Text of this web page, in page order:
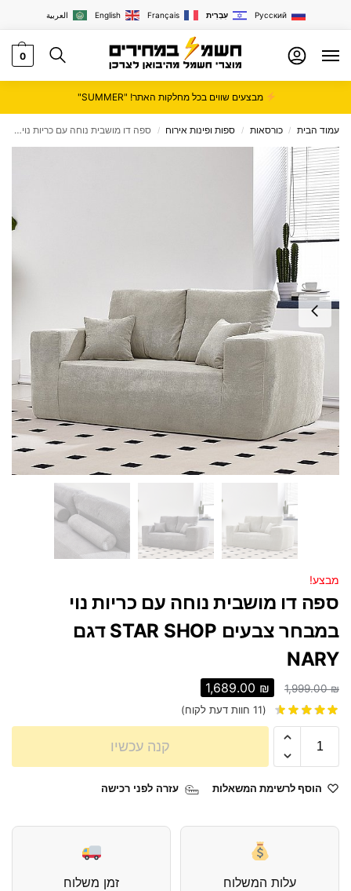
العربية English Français עִבְרִית Русский
0
מבצעים שווים בכל מחלקות האתר! "SUMMER"
עמוד הבית / כורסאות / ספות ופינות אירוח / ספה דו מושבית נוחה עם כריות נוי במבחר צבעים STAR SHOP דגם NARY
מבצע!
ספה דו מושבית נוחה עם כריות נוי
במבחר צבעים STAR SHOP דגם
NARY
1,999.00₪
1,689.00 ₪
(
11 חוות דעת לקוח)
קנה עכשיו
הוסף לרשימת המשאלות עזרה לפני רכישה
עלות המשלוח
זמן משלוח